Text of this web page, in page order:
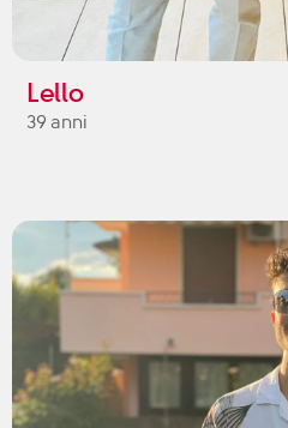
Lello
39 anni